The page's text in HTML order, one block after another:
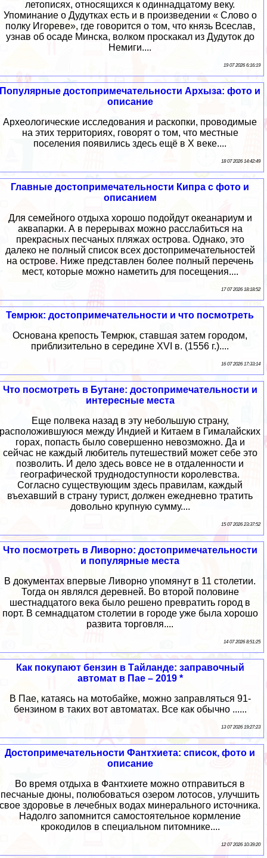
летописях, относящихся к одиннадцатому веку.
Упоминание о Дудутках есть и в произведении « Слово о
полку Игореве», где говорится о том, что князь Всеслав,
узнав об осаде Минска, волком проскакал из Дудуток до
Немиги....
19 07 2026 6:16:19
Популярные достопримечательности Архыза: фото и
описание
Археологические исследования и раскопки, проводимые
на этих территориях, говорят о том, что местные
поселения появились здесь ещё в X веке....
18 07 2026 14:42:49
Главные достопримечательности Кипра с фото и
описанием
Для семейного отдыха хорошо подойдут океанариум и
аквапарки. А в перерывах можно расслабиться на
прекрасных песчаных пляжах острова. Однако, это
далеко не полный список всех достопримечательностей
на острове. Ниже представлен более полный перечень
мест, которые можно наметить для посещения....
17 07 2026 18:18:52
Темрюк: достопримечательности и что посмотреть
Основана крепость Темрюк, ставшая затем городом,
приблизительно в середине XVI в. (1556 г.)....
16 07 2026 17:33:14
Что посмотреть в Бутане: достопримечательности и
интересные места
Еще полвека назад в эту небольшую страну,
расположившуюся между Индией и Китаем в Гималайских
горах, попасть было совершенно невозможно. Да и
сейчас не каждый любитель путешествий может себе это
позволить. И дело здесь вовсе не в отдаленности и
географической труднодоступности королевства.
Согласно существующим здесь правилам, каждый
въехавший в страну турист, должен ежедневно тратить
довольно крупную сумму....
15 07 2026 23:37:52
Что посмотреть в Ливорно: достопримечательности
и популярные места
В документах впервые Ливорно упомянут в 11 столетии.
Тогда он являлся деревней. Во второй половине
шестнадцатого века было решено превратить город в
порт. В семнадцатом столетии в городе уже была хорошо
развита торговля....
14 07 2026 8:51:25
Как покупают бензин в Тайланде: заправочный
автомат в Пае – 2019 *
В Пае, катаясь на мотобайке, можно заправляться 91-
бензином в таких вот автоматах. Все как обычно ......
13 07 2026 19:27:23
Достопримечательности Фантхиета: список, фото и
описание
Во время отдыха в Фантхиете можно отправиться в
песчаные дюны, полюбоваться озером лотосов, улучшить
свое здоровье в лечебных водах минерального источника.
Надолго запомнится самостоятельное кормление
крокодилов в специальном питомнике....
12 07 2026 10:39:20